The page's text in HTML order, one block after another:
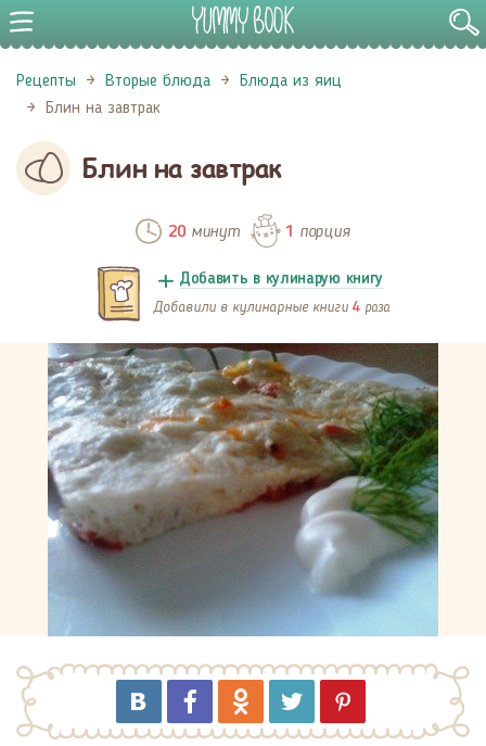
Рецепты Вторые блюда
Блюда из яиц
Блин на завтрак
Блин на завтрак
20минут 1 порция
Добавить в кулинарую книгу
Добавили в кулинарные книги 4 раза